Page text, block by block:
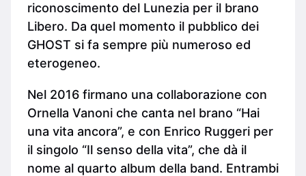
riconoscimento del Lunezia per il brano
Libero. Da quel momento il pubblico dei
GHOST si fa sempre più numeroso ed
eterogeneo.
Nel 2016 firmano una collaborazione con
Ornella Vanoni che canta nel brano “Hai
una vita ancora”, e con Enrico Ruggeri per
il singolo “Il senso della vita”, che dà il
nome al quarto album della band. Entrambi